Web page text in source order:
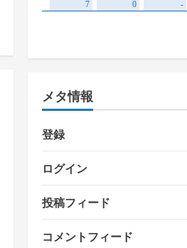
メタ情報
登録
ログイン
投稿フィード
コメントフィード